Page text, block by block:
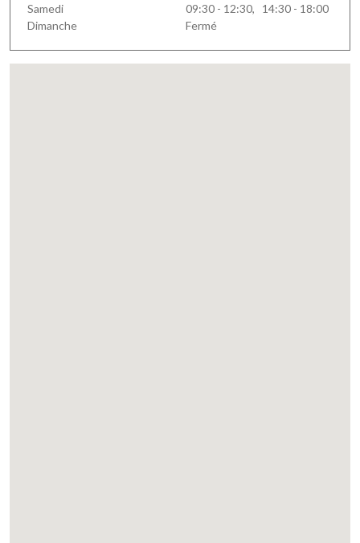
Samedi
09:30 - 12:30, 14:30 - 18:00
Dimanche
Fermé